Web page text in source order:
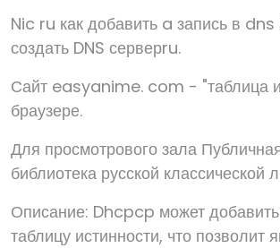
Nic ru как добавить a запись в dns
создать DNS серверru.
Сайт easyanime. com - "таблица
браузере.
Для просмотрового зала
библиотека русской классической
Описание: Dhcpcp может добавить
таблицу истинности, что позволит